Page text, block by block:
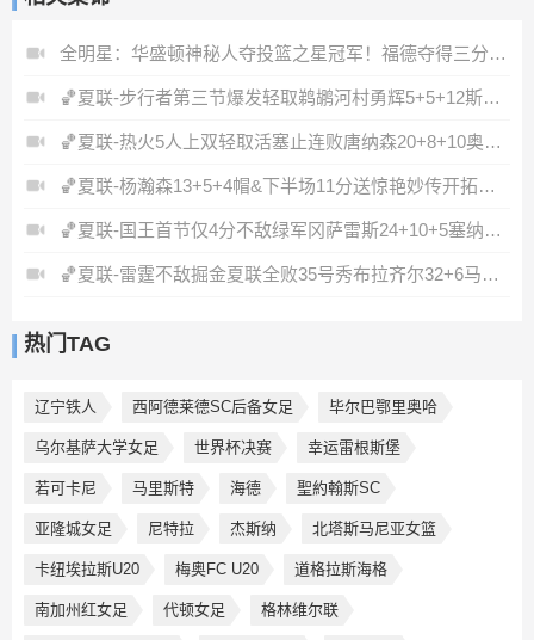
全明星：华盛顿神秘人夺投篮之星冠军！福德夺得三分大赛冠军！
🏀夏联-步行者第三节爆发轻取鹈鹕河村勇辉5+5+12斯劳森22分
🏀夏联-热火5人上双轻取活塞止连败唐纳森20+8+10奥科里27分
🏀夏联-杨瀚森13+5+4帽&下半场11分送惊艳妙传开拓者力克掘金
🏀夏联-国王首节仅4分不敌绿军冈萨雷斯24+10+5塞纳克10+12
🏀夏联-雷霆不敌掘金夏联全败35号秀布拉齐尔32+6马拉14+7+6
热门TAG
辽宁铁人 西阿德莱德SC后备女足 毕尔巴鄂里奥哈
乌尔基萨大学女足 世界杯决赛 幸运雷根斯堡
若可卡尼 马里斯特 海德 聖約翰斯SC
亚隆城女足 尼特拉 杰斯纳 北塔斯马尼亚女篮
卡纽埃拉斯U20 梅奥FC U20 道格拉斯海格
南加州红女足 代顿女足 格林维尔联